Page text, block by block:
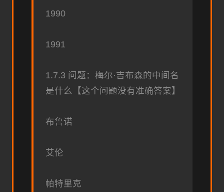
1990
1991
1.7.3 问题：梅尔·吉布森的中间名
是什么【这个问题没有准确答案】
布鲁诺
艾伦
帕特里克